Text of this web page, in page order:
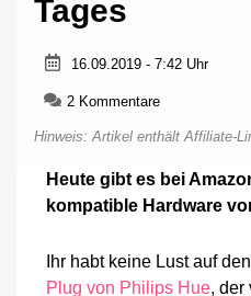
Tages
16.09.2019 - 7:42 Uhr
2 Kommentarezu
Smart
und
weitere
Tages
Hinweis: Artikel enthält Affiliate-
Heute gibt es bei
kompatible Hardware
Ihr habt keine Lust auf
Plug von Philips Hue, der